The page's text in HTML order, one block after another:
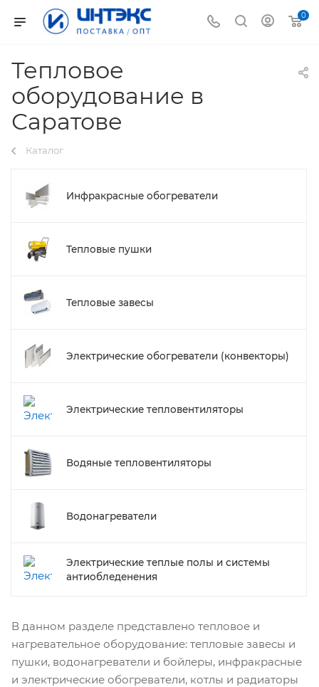
0
Тепловое
оборудование в
Саратове
Каталог
Инфракрасные обогреватели
Тепловые пушки
Тепловые завесы
Электрические обогреватели (конвекторы)
Электрические тепловентиляторы
Водяные тепловентиляторы
Водонагреватели
Электрические теплые полы и системы
антиобледенения
В данном разделе представлено тепловое и
нагревательное оборудование: тепловые завесы и
пушки, водонагреватели и бойлеры, инфракрасные
и электрические обогреватели, котлы и радиаторы